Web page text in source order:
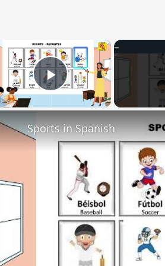
×
Play Video
Sports in Spanish